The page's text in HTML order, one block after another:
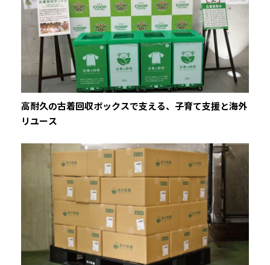
高耐久の古着回収ボックスで支える、子育て支援と海外
リユース